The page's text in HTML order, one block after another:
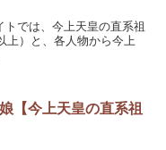
では、今上天皇の直系祖
上）と、各人物から今上
【今上天皇の直系祖